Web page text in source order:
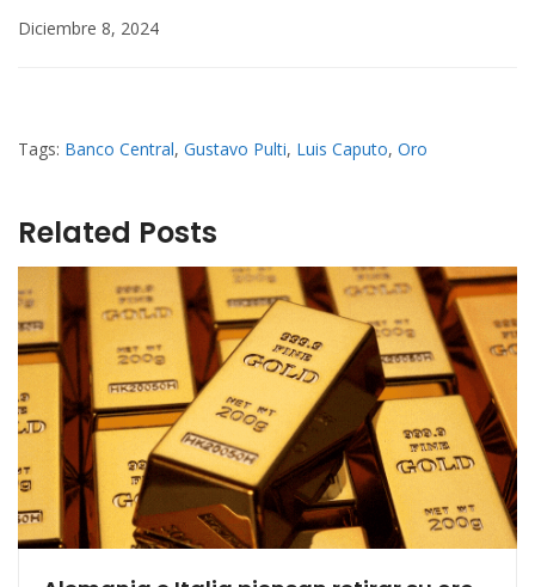
Diciembre 8, 2024
Tags: Banco Central, Gustavo Pulti, Luis Caputo, Oro
Related Posts